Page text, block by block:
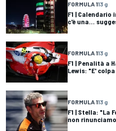
FORMULA 113 g
F1 |
c'è una...
FORMULA 113 g
F1 | Penalità a
Lewis: "E'
FORMULA 113 g
F1 | Stella: "La
non